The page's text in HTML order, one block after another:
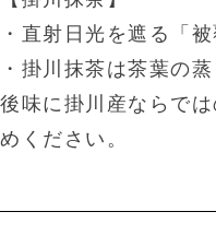
・直射日光を遮る「
・掛川抹茶は茶葉の
後味に掛川産ならで
めください。